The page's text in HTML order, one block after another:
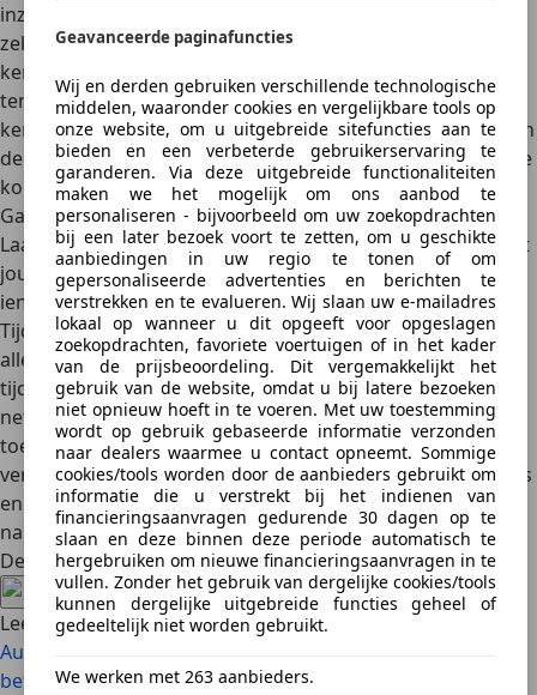
Geavanceerde paginafuncties
Wij en derden gebruiken verschillende technologische
middelen, waaronder cookies en vergelijkbare tools op
onze website, om u uitgebreide sitefuncties aan te
bieden en een verbeterde gebruikerservaring te
garanderen. Via deze uitgebreide functionaliteiten
maken we het mogelijk om ons aanbod te
personaliseren - bijvoorbeeld om uw zoekopdrachten
bij een later bezoek voort te zetten, om u geschikte
aanbiedingen in uw regio te tonen of om
gepersonaliseerde advertenties en berichten te
verstrekken en te evalueren. Wij slaan uw e-mailadres
lokaal op wanneer u dit opgeeft voor opgeslagen
zoekopdrachten, favoriete voertuigen of in het kader
van de prijsbeoordeling. Dit vergemakkelijkt het
gebruik van de website, omdat u bij latere bezoeken
niet opnieuw hoeft in te voeren. Met uw toestemming
wordt op gebruik gebaseerde informatie verzonden
naar dealers waarmee u contact opneemt. Sommige
cookies/tools worden door de aanbieders gebruikt om
informatie die u verstrekt bij het indienen van
financieringsaanvragen gedurende 30 dagen op te
slaan en deze binnen deze periode automatisch te
hergebruiken om nieuwe financieringsaanvragen in te
vullen. Zonder het gebruik van dergelijke cookies/tools
kunnen dergelijke uitgebreide functies geheel of
gedeeltelijk niet worden gebruikt.
We werken met 263 aanbieders.
inzien en de kentekenbewijzen controleren. Ook hij wil
zekerheid vooraf, dat mag geen probleem zijn. De
kentekencard mag hij bekijken, evenals het
tenaamstellingsbewijs (van auto’s voor 2014, ofwel
kentekenbewijs deel IB), maar het overschrijvingsbewijs en
de tenaamstellingscode moet je niet uit handen geven. Die
komen bij de eventuele verkoop pas uit de lade thuis.
Ga mee met de proefrit
Laat de potentiële koper tijdens de proefrit niet alleen met
jouw auto rijden. Het zou niet voor het eerst zijn dat
iemand er tijdens een proefrit met de auto vandoor gaat.
Tijdens de proefrit kun je meer vertellen over je auto en
allerlei zaken nog verder toelichten. Bovendien kun je
tijdens de proefrit erop toezien dat de potentiële koper
netjes en goed met de auto omgaat. Je moet hem wel
toestaan flink te accelereren en hard te remmen als het
verkeer dat toelaat, want hij wil weten of de auto in orde is
en aan zijn verwachtingen kan voldoen. Ga maar bij jezelf
na wat je allemaal doet met een auto tijdens een proefrit.
Deel artikel
Lees ook
Auto verkopen: welke papieren heb je nodig?
betaling bij auto kopen of verkopen